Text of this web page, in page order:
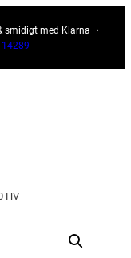
smidigt med Klarna ・
HV